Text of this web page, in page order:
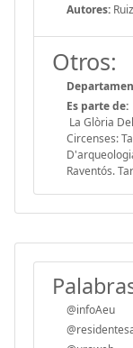
Autores:
Otros:
Es parte de:
La Glòria
Circenses:
Raventós.
@infoAeu